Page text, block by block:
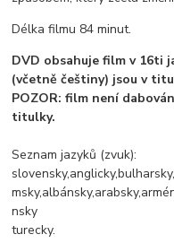
Délka filmu 84 minut.
DVD obsahuje film v 16ti
(včetně češtiny) jsou v
POZOR: film není
titulky.
Seznam jazyků (zvuk):
nsky
turecky.